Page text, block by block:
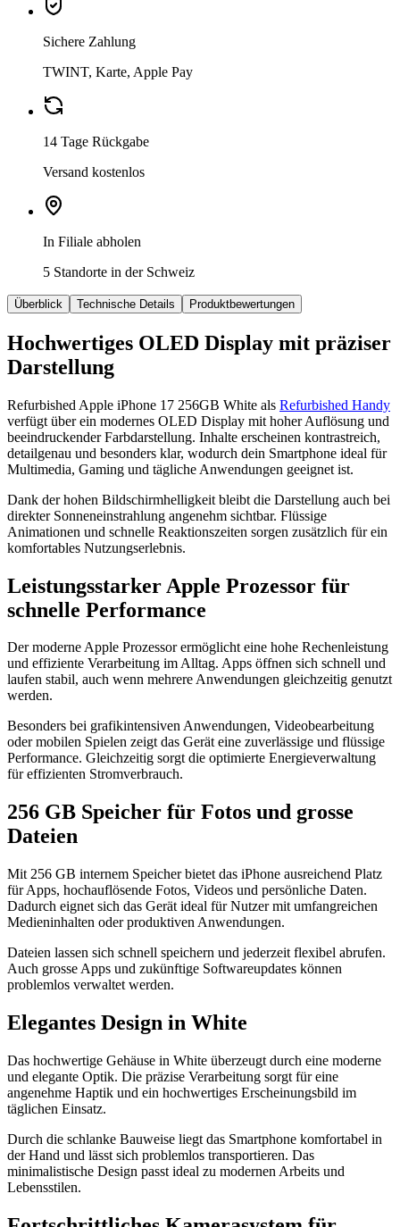
Sichere Zahlung
TWINT, Karte, Apple Pay
14 Tage Rückgabe
Versand kostenlos
In Filiale abholen
5 Standorte in der Schweiz
Überblick Technische Details Produktbewertungen
Hochwertiges OLED Display mit präziser
Darstellung
Refurbished Apple iPhone 17 256GB White als Refurbished Handy
verfügt über ein modernes OLED Display mit hoher Auflösung und
beeindruckender Farbdarstellung. Inhalte erscheinen kontrastreich,
detailgenau und besonders klar, wodurch dein Smartphone ideal für
Multimedia, Gaming und tägliche Anwendungen geeignet ist.
Dank der hohen Bildschirmhelligkeit bleibt die Darstellung auch bei
direkter Sonneneinstrahlung angenehm sichtbar. Flüssige
Animationen und schnelle Reaktionszeiten sorgen zusätzlich für ein
komfortables Nutzungserlebnis.
Leistungsstarker Apple Prozessor für
schnelle Performance
Der moderne Apple Prozessor ermöglicht eine hohe Rechenleistung
und effiziente Verarbeitung im Alltag. Apps öffnen sich schnell und
laufen stabil, auch wenn mehrere Anwendungen gleichzeitig genutzt
werden.
Besonders bei grafikintensiven Anwendungen, Videobearbeitung
oder mobilen Spielen zeigt das Gerät eine zuverlässige und flüssige
Performance. Gleichzeitig sorgt die optimierte Energieverwaltung
für effizienten Stromverbrauch.
256 GB Speicher für Fotos und grosse
Dateien
Mit 256 GB internem Speicher bietet das iPhone ausreichend Platz
für Apps, hochauflösende Fotos, Videos und persönliche Daten.
Dadurch eignet sich das Gerät ideal für Nutzer mit umfangreichen
Medieninhalten oder produktiven Anwendungen.
Dateien lassen sich schnell speichern und jederzeit flexibel abrufen.
Auch grosse Apps und zukünftige Softwareupdates können
problemlos verwaltet werden.
Elegantes Design in White
Das hochwertige Gehäuse in White überzeugt durch eine moderne
und elegante Optik. Die präzise Verarbeitung sorgt für eine
angenehme Haptik und ein hochwertiges Erscheinungsbild im
täglichen Einsatz.
Durch die schlanke Bauweise liegt das Smartphone komfortabel in
der Hand und lässt sich problemlos transportieren. Das
minimalistische Design passt ideal zu modernen Arbeits und
Lebensstilen.